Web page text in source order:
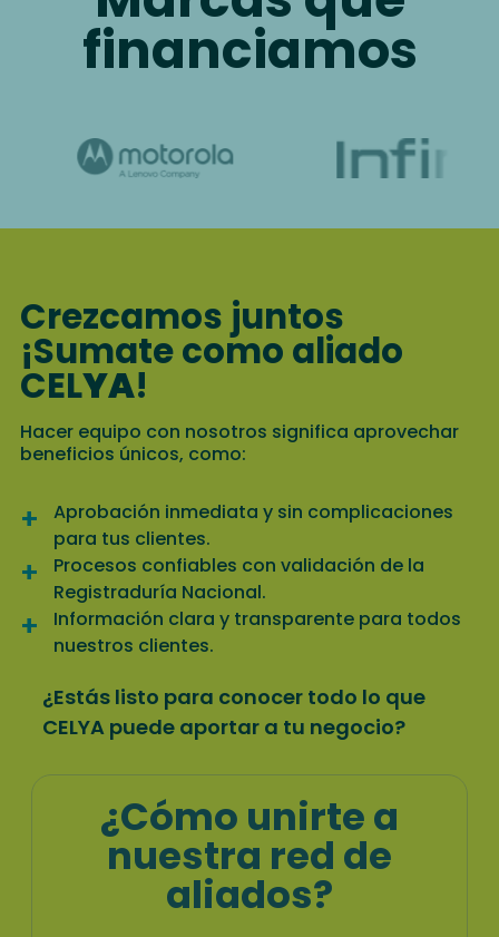
financiamos
Crezcamos juntos
¡Sumate como aliado
CELYA!
Hacer equipo con nosotros significa aprovechar
beneficios únicos, como:
+
Aprobación inmediata y sin complicaciones
para tus clientes.
+
Procesos confiables con validación de la
Registraduría Nacional.
+
Información clara y transparente para todos
nuestros clientes.
¿Estás listo para conocer todo lo que
CELYA puede aportar a tu negocio?
¿Cómo unirte a
nuestra red de
aliados?